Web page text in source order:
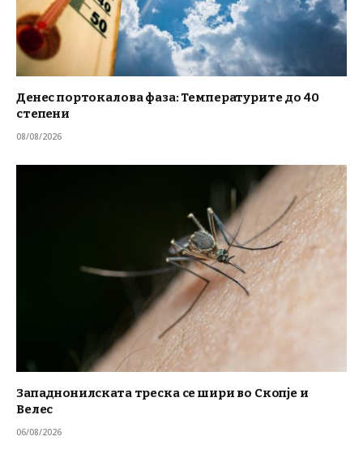
Денес портокалова фаза: Температурите до 40
степени
08/08/2026
Западнонилската треска се шири во Скопје и
Велес
06/08/2026